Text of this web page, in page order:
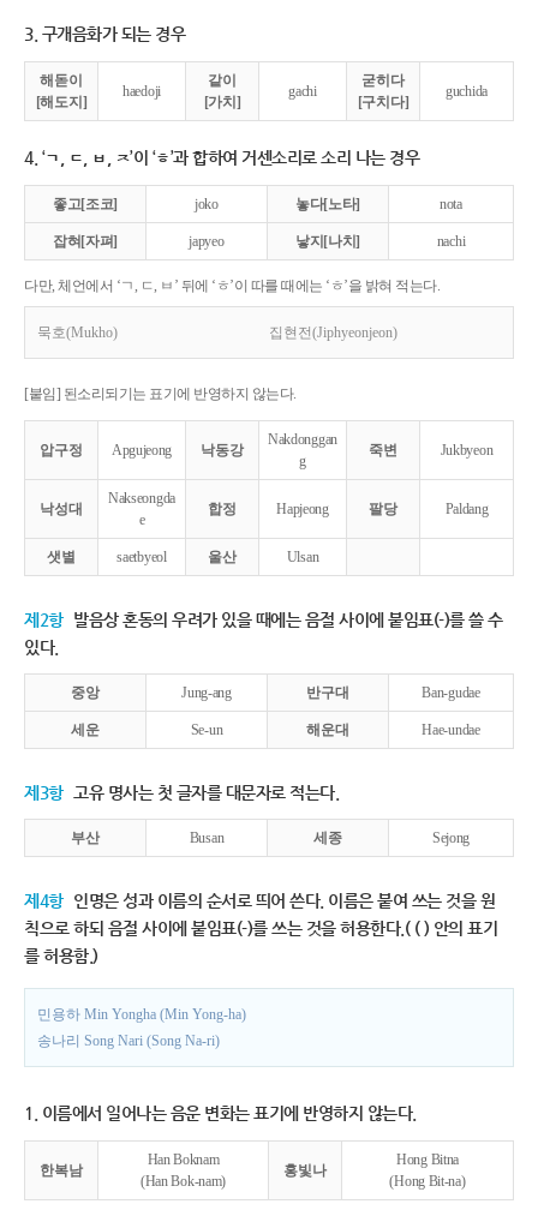
3. 구개음화가 되는 경우
해돋이
[해도지]
haedoji
같이
[가치]
gachi
굳히다
[구치다]
guchida
4. ‘ㄱ, ㄷ, ㅂ, ㅈ’이 ‘ㅎ’과 합하여 거센소리로 소리 나는 경우
좋고[조코] joko 놓다[노타] nota
잡혀[자펴] japyeo 낳지[나치] nachi
다만, 체언에서 ‘ㄱ, ㄷ, ㅂ’ 뒤에 ‘ㅎ’이 따를 때에는 ‘ㅎ’을 밝혀 적는다.
묵호(Mukho) 집현전(Jiphyeonjeon)
[붙임] 된소리되기는 표기에 반영하지 않는다.
압구정 Apgujeong 낙동강
Nakdonggan
g
죽변 Jukbyeon
낙성대
Nakseongda
e
합정 Hapjeong 팔당 Paldang
샛별 saetbyeol 울산 Ulsan
제2항 발음상 혼동의 우려가 있을 때에는 음절 사이에 붙임표(-)를 쓸 수
있다.
중앙 Jung-ang 반구대 Ban-gudae
세운 Se-un 해운대 Hae-undae
제3항 고유 명사는 첫 글자를 대문자로 적는다.
부산 Busan 세종 Sejong
제4항 인명은 성과 이름의 순서로 띄어 쓴다. 이름은 붙여 쓰는 것을 원
칙으로 하되 음절 사이에 붙임표(-)를 쓰는 것을 허용한다.( ( ) 안의 표기
를 허용함.)
민용하 Min Yongha (Min Yong-ha)
송나리 Song Nari (Song Na-ri)
1. 이름에서 일어나는 음운 변화는 표기에 반영하지 않는다.
한복남
Han Boknam
(Han Bok-nam)
홍빛나
Hong Bitna
(Hong Bit-na)